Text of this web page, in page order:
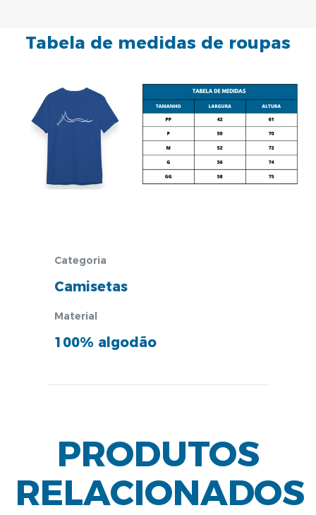
Tabela de medidas de roupas
Categoria
Camisetas
Material
100% algodão
PRODUTOS
RELACIONADOS